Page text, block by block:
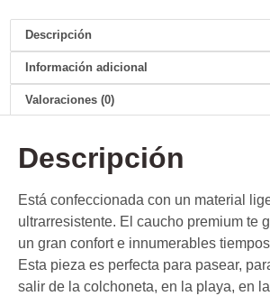
Descripción
Información adicional
Valoraciones (0)
Descripción
Está confeccionada con un material
ultrarresistente. El caucho premium te
un gran confort e innumerables
Esta pieza es perfecta para pasear,
salir de la colchoneta, en la playa, en